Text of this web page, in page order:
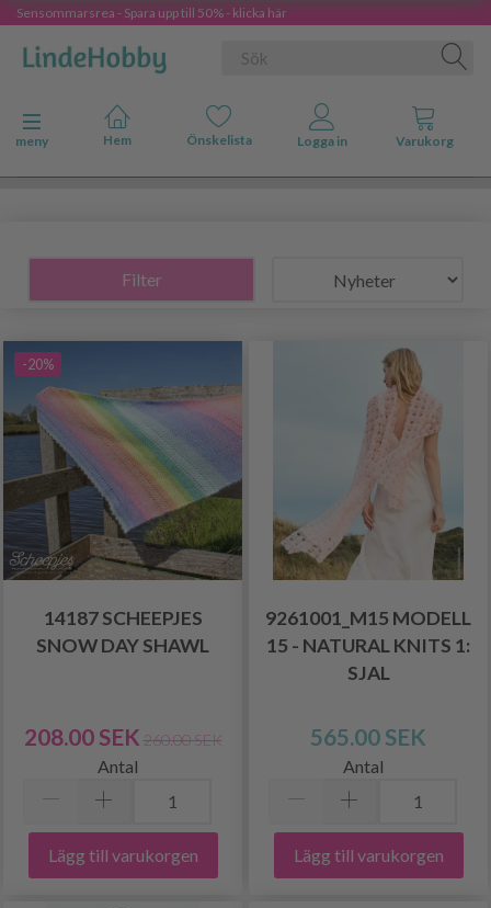
Sensommarsrea - Spara upp till 50% - klicka här
Ändra navigering
meny
Filter
-20%
14187 SCHEEPJES
SNOW DAY SHAWL
208.00 SEK 260.00 SEK
Antal
Lägg till varukorgen
9261001_M15 MODELL
15 - NATURAL KNITS 1:
SJAL
565.00 SEK
Antal
Lägg till varukorgen